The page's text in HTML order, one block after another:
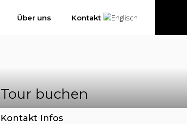
Über uns Kontakt
Tour buchen
Kontakt Infos